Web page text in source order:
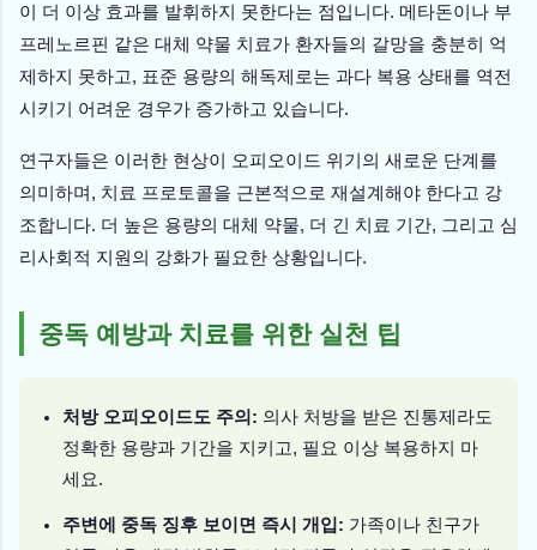
이 더 이상 효과를 발휘하지 못한다는 점입니다. 메타돈이나 부
프레노르핀 같은 대체 약물 치료가 환자들의 갈망을 충분히 억
제하지 못하고, 표준 용량의 해독제로는 과다 복용 상태를 역전
시키기 어려운 경우가 증가하고 있습니다.
연구자들은 이러한 현상이 오피오이드 위기의 새로운 단계를
의미하며, 치료 프로토콜을 근본적으로 재설계해야 한다고 강
조합니다. 더 높은 용량의 대체 약물, 더 긴 치료 기간, 그리고 심
리사회적 지원의 강화가 필요한 상황입니다.
중독 예방과 치료를 위한 실천 팁
처방 오피오이드도 주의: 의사 처방을 받은 진통제라도
정확한 용량과 기간을 지키고, 필요 이상 복용하지 마
세요.
주변에 중독 징후 보이면 즉시 개입: 가족이나 친구가